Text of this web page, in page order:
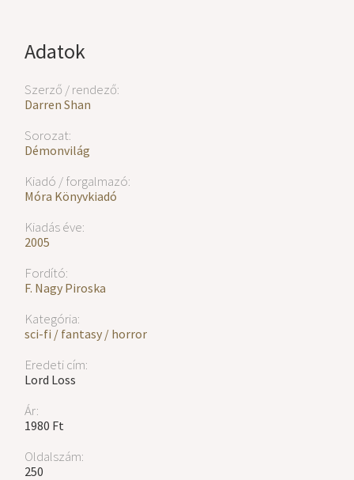
Adatok
Szerző / rendező:
Darren Shan
Sorozat:
Démonvilág
Kiadó / forgalmazó:
Móra Könyvkiadó
Kiadás éve:
2005
Fordító:
F. Nagy Piroska
Kategória:
sci-fi / fantasy / horror
Eredeti cím:
Lord Loss
Ár:
1980 Ft
Oldalszám:
250